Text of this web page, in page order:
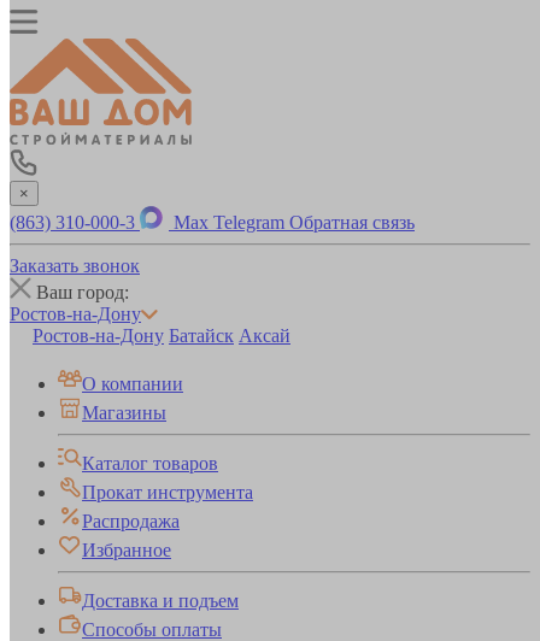
×
(863) 310-000-3 Max Telegram Обратная связь
Заказать звонок
Ваш город:
Ростов-на-Дону
Ростов-на-Дону Батайск Аксай
О компании
Магазины
Каталог товаров
Прокат инструмента
Распродажа
Избранное
Доставка и подъем
Способы оплаты